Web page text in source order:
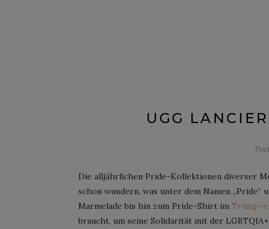
UGG
Die alljährlichen Pride-Kollektionen diverser
schon wundern, was unter dem Namen „Pride“
Marmelade bis hin zum Pride-Shirt im Trump-
braucht, um seine Solidarität mit der